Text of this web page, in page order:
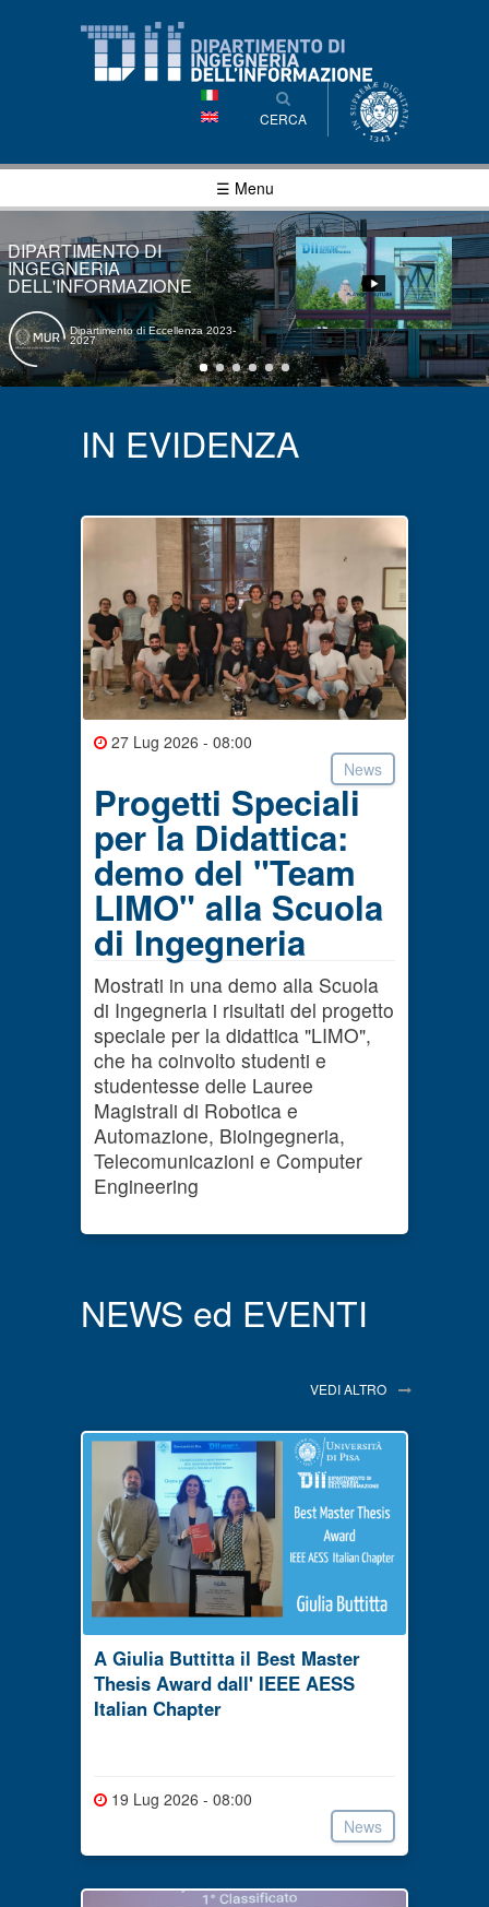
contenuto
principale
CERCA
☰ Menu
DIPARTIMENTO DI
INGEGNERIA
DELL'INFORMAZIONE
Dipartimento di Eccellenza 2023-
2027
IN EVIDENZA
27 Lug 2026 - 08:00
News
Progetti Speciali
per la Didattica:
demo del "Team
LIMO" alla Scuola
di Ingegneria
Mostrati in una demo alla Scuola
di Ingegneria i risultati del progetto
speciale per la didattica "LIMO",
che ha coinvolto studenti e
studentesse delle Lauree
Magistrali di Robotica e
Automazione, Bioingegneria,
Telecomunicazioni e Computer
Engineering
NEWS ed EVENTI
VEDI ALTRO
A Giulia Buttitta il Best Master
Thesis Award dall' IEEE AESS
Italian Chapter
19 Lug 2026 - 08:00
News